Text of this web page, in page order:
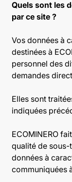
Quels sont les
par ce site ?
Vos données à
destinées à
personnel des
demandes
Elles sont
indiquées
ECOMINERO
qualité de
données à
communiquées